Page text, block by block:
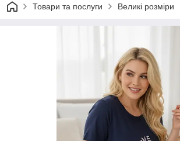
Товари та послуги Великі розміри